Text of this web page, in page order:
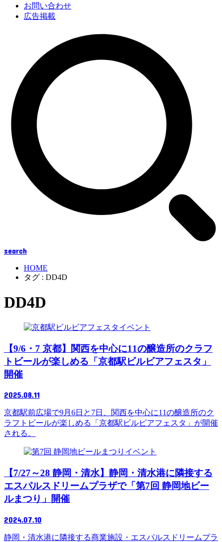
お問い合わせ
広告掲載
search
HOME
タグ : DD4D
DD4D
イベント
【9/6・7 京都】関西を中心に11の醸造所のクラフ
トビールが楽しめる「京都駅ビルビアフェスタ」
開催
2025.08.11
京都駅前広場で9月6日と7日、関西を中心に11の醸造所のク
ラフトビールが楽しめる「京都駅ビルビアフェスタ」が開催
される。
イベント
【7/27～28 静岡・清水】静岡・清水港に隣接する
エスパルスドリームプラザで「第7回 静岡地ビー
ルまつり」開催
2024.07.10
静岡・清水港に隣接する商業施設・エスパルスドリームプラ